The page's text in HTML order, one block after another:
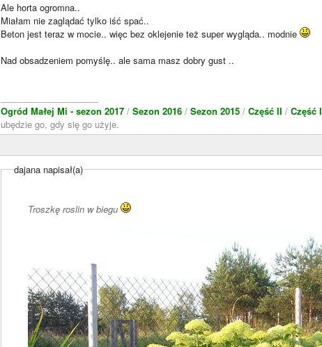
Ale horta ogromna..
Miałam nie zaglądać tylko iść spać..
Beton jest teraz w mocie.. więc bez oklejenie też super wygląda.. modnie
Nad obsadzeniem pomyślę.. ale sama masz dobry gust ..
Ogród Małej Mi - sezon 2017 / Sezon 2016 / Sezon 2015 / Część II / Część I
ubędzie go, gdy się go użyje.
dajana napisał(a)
Troszkę roslin w biegu